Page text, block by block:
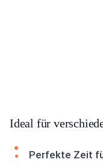
Ideal für
Perfekte Zeit